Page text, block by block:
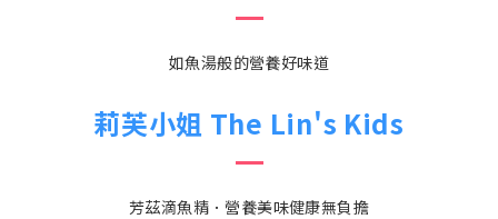
如魚湯般的營養好味道
莉芙小姐 The Lin's Kids
芳茲滴魚精．營養美味健康無負擔